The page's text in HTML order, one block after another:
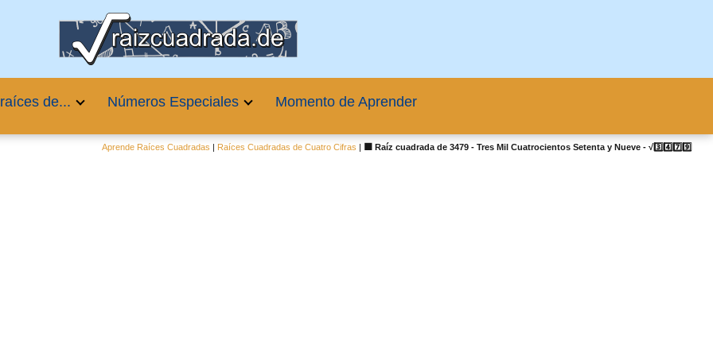
de... Números Especiales Momento de Aprender
Aprende Raíces Cuadradas | Raíces Cuadradas de Cuatro Cifras | 🟦 Raíz cuadrada de 3479 - Tres Mil Cuatrocientos Setenta y Nueve - √3️⃣4️⃣7️⃣9️⃣